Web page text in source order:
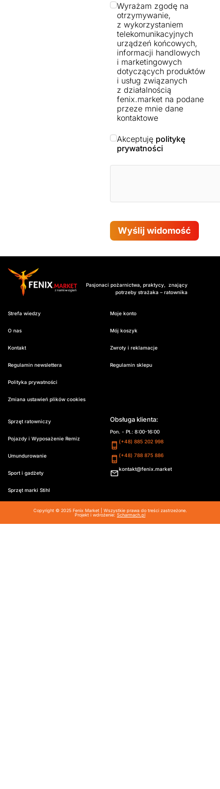
Wyrażam zgodę na
otrzymywanie,
z wykorzystaniem
telekomunikacyjnych
urządzeń końcowych,
informacji handlowych
i marketingowych
dotyczących produktów
i usług związanych
z działalnością
fenix.market na podane
przeze mnie dane
kontaktowe
Akceptuję politykę
prywatności
Wyślij widomość
Pasjonaci pożarnictwa, praktycy, znający
potrzeby strażaka – ratownika
Strefa wiedzy
O nas
Kontakt
Regulamin newslettera
Polityka prywatności
Zmiana ustawień plików cookies
Moje konto
Mój koszyk
Zwroty i reklamacje
Regulamin sklepu
Sprzęt ratowniczy
Pojazdy i Wyposażenie Remiz
Umundurowanie
Sport i gadżety
Sprzęt marki Stihl
Obsługa klienta:
Pon. - Pt.: 8:00-16:00
(+48) 885 202 998
(+48) 788 875 886
kontakt@fenix.market
Copyright © 2025 Fenix Market | Wszystkie prawa do treści zastrzeżone.
Projekt i wdrożenie: Scharmach.pl